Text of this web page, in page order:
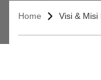
Home Visi & Misi